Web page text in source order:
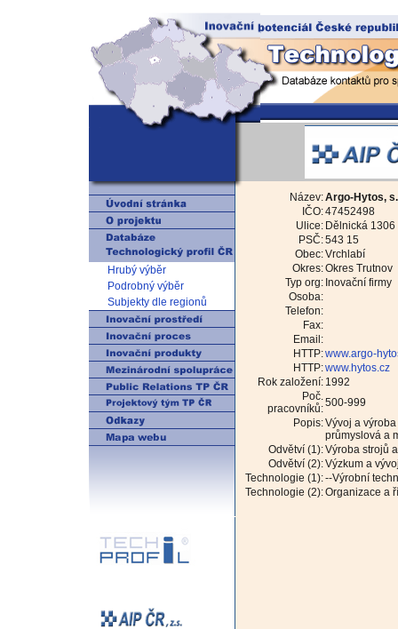
Hrubý výběr
Podrobný výběr
Subjekty dle regionů
Název:Argo-Hytos,
IČO:47452498
Ulice: Dělnická 1306
PSČ:543 15
Obec:Vrchlabí
Okres:Okres Trutnov
Typ org: Inovační firmy
Osoba:
Telefon:
Fax:
Email:
HTTP:www.argo-
HTTP:www.hytos.cz
Rok založení: 1992
Poč.
pracovníků:500-999
Popis:Vývoj a
průmyslová a
Odvětví (1):Výroba strojů
Odvětví (2):Výzkum a
Technologie (1):--Výrobní
Technologie (2):Organizace a